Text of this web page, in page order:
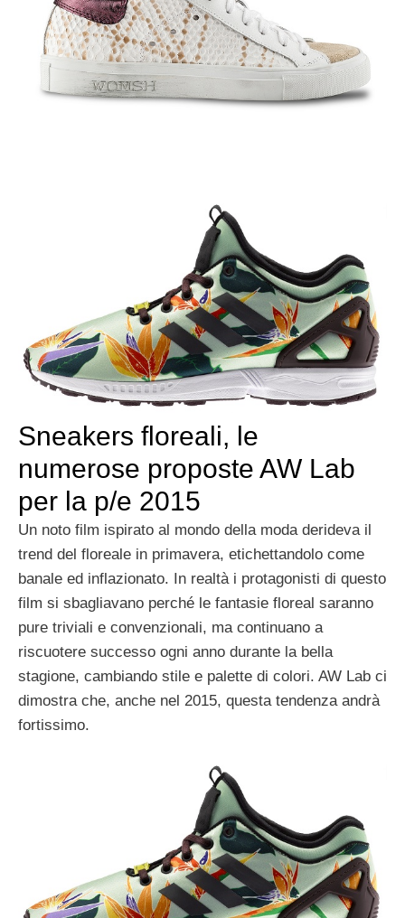
Sneakers floreali, le
numerose proposte AW Lab
per la p/e 2015
Un noto film ispirato al mondo della moda derideva il
trend del floreale in primavera, etichettandolo come
banale ed inflazionato. In realtà i protagonisti di questo
film si sbagliavano perché le fantasie floreal saranno
pure triviali e convenzionali, ma continuano a
riscuotere successo ogni anno durante la bella
stagione, cambiando stile e palette di colori. AW Lab ci
dimostra che, anche nel 2015, questa tendenza andrà
fortissimo.